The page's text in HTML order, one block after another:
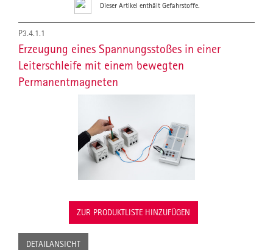
Dieser Artikel enthält Gefahrstoffe.
P3.4.1.1
Erzeugung eines Spannungsstoßes in einer
Leiterschleife mit einem bewegten
Permanentmagneten
ZUR PRODUKTLISTE HINZUFÜGEN
DETAILANSICHT